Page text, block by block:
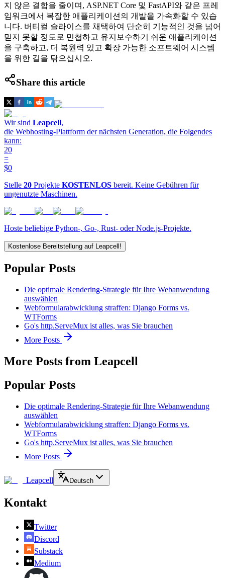
지 않은 결합을 줄이며, ASP.NET Core 및 FastAPI와 같은 프레
임워크에서 복잡한 애플리케이션의 개발을 가속화할 수 있습
니다. 버티컬 슬라이스를 채택하여 단순히 기능적인 것을 넘어
믿지 못할 정도로 민첩하고 유지보수하기 쉬운 애플리케이션
을 구축하고, 더 복원력 있고 확장 가능한 소프트웨어 시스템
을 위한 길을 닦으십시오.
Share this article
Wir sind Leapcell,
die Webhosting-Plattform der nächsten Generation, die Folgendes
kann:
20
=
$0
Stelle 20 Projekte KOSTENLOS bereit. Keine Gebühren für
ungenutzte Maschinen.
Hoste beliebige Python-, Go-, Rust- oder Node.js-Projekte.
Kostenlose Bereitstellung auf Leapcell!
Popular Posts
Die optimale Rendering-Strategie für Ihre Webanwendung
auswählen
Webformularabwicklung straffen: Django Forms vs.
WTForms
Go's http.ServeMux ist alles, was Sie brauchen
More Posts
More Posts from Leapcell
Popular Posts
Die optimale Rendering-Strategie für Ihre Webanwendung
auswählen
Webformularabwicklung straffen: Django Forms vs.
WTForms
Go's http.ServeMux ist alles, was Sie brauchen
More Posts
Leapcell Deutsch
Kontakt
Twitter
Discord
Substack
Medium